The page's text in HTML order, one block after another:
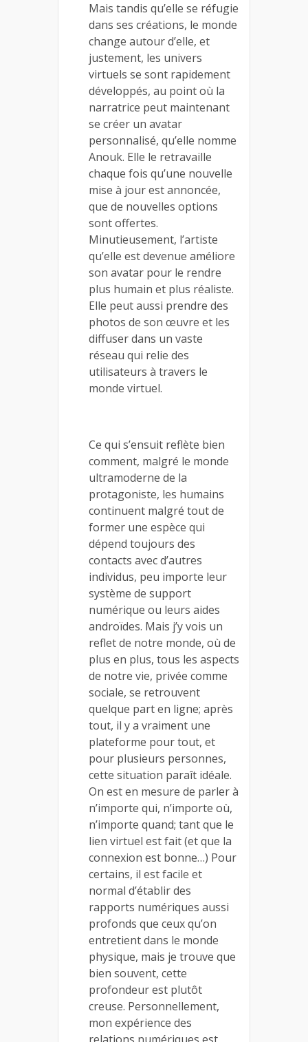
Mais tandis qu’elle se réfugie
dans ses créations, le monde
change autour d’elle, et
justement, les univers
virtuels se sont rapidement
développés, au point où la
narratrice peut maintenant
se créer un avatar
personnalisé, qu’elle nomme
Anouk. Elle le retravaille
chaque fois qu’une nouvelle
mise à jour est annoncée,
que de nouvelles options
sont offertes.
Minutieusement, l’artiste
qu’elle est devenue améliore
son avatar pour le rendre
plus humain et plus réaliste.
Elle peut aussi prendre des
photos de son œuvre et les
diffuser dans un vaste
réseau qui relie des
utilisateurs à travers le
monde virtuel.
Ce qui s’ensuit reflète bien
comment, malgré le monde
ultramoderne de la
protagoniste, les humains
continuent malgré tout de
former une espèce qui
dépend toujours des
contacts avec d’autres
individus, peu importe leur
système de support
numérique ou leurs aides
androïdes. Mais j’y vois un
reflet de notre monde, où de
plus en plus, tous les aspects
de notre vie, privée comme
sociale, se retrouvent
quelque part en ligne; après
tout, il y a vraiment une
plateforme pour tout, et
pour plusieurs personnes,
cette situation paraît idéale.
On est en mesure de parler à
n’importe qui, n’importe où,
n’importe quand; tant que le
lien virtuel est fait (et que la
connexion est bonne…) Pour
certains, il est facile et
normal d’établir des
rapports numériques aussi
profonds que ceux qu’on
entretient dans le monde
physique, mais je trouve que
bien souvent, cette
profondeur est plutôt
creuse. Personnellement,
mon expérience des